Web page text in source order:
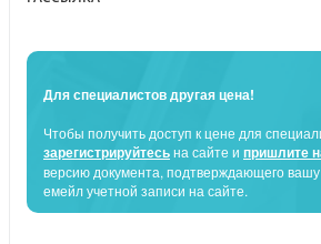
Для специалистов другая цена!
Чтобы получить доступ к цене для
зарегистрируйтесьна сайте и пришлите
версию документа, подтверждающего
емейл учетной записи на сайте.